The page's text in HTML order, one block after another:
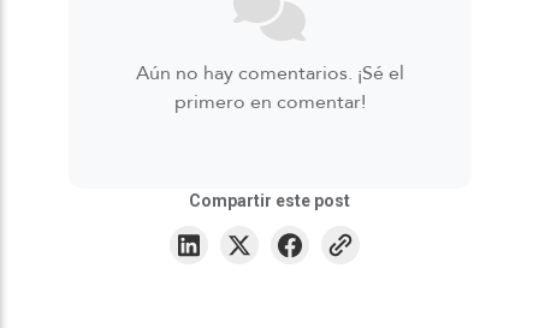
Aún no hay comentarios. ¡Sé el
primero en comentar!
Compartir este post